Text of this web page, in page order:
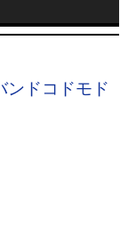
ンドコドモド